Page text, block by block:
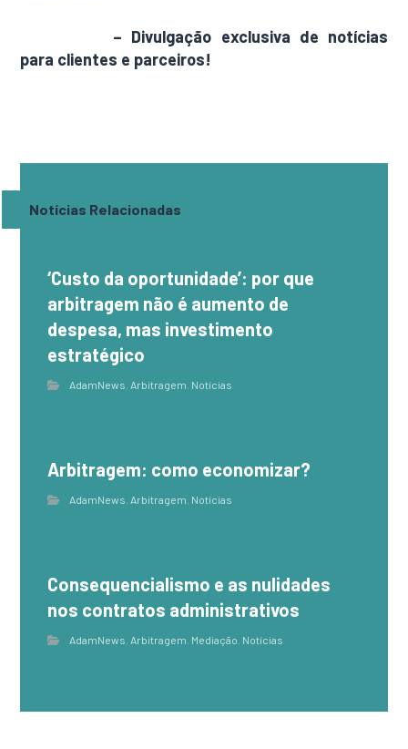
– Divulgação exclusiva de notícias
para clientes e parceiros!
Notícias Relacionadas
‘Custo da oportunidade’: por que
arbitragem não é aumento de
despesa, mas investimento
estratégico
AdamNews, Arbitragem, Notícias
Arbitragem: como economizar?
AdamNews, Arbitragem, Notícias
Consequencialismo e as nulidades
nos contratos administrativos
AdamNews, Arbitragem, Mediação, Notícias